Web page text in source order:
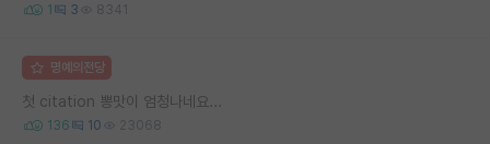
1 3 8341
명예의전당
첫 citation 뽕맛이 엄청나네요...
136 10 23068